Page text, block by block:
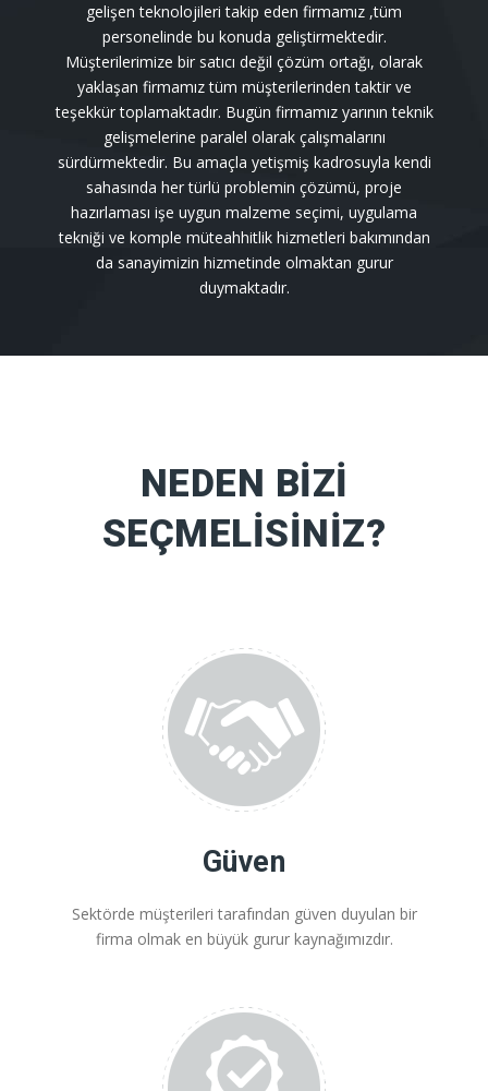
gelişen teknolojileri takip eden firmamız ,tüm
personelinde bu konuda geliştirmektedir.
Müşterilerimize bir satıcı değil çözüm ortağı, olarak
yaklaşan firmamız tüm müşterilerinden taktir ve
teşekkür toplamaktadır. Bugün firmamız yarının teknik
gelişmelerine paralel olarak çalışmalarını
sürdürmektedir. Bu amaçla yetişmiş kadrosuyla kendi
sahasında her türlü problemin çözümü, proje
hazırlaması işe uygun malzeme seçimi, uygulama
tekniği ve komple müteahhitlik hizmetleri bakımından
da sanayimizin hizmetinde olmaktan gurur
duymaktadır.
NEDEN BIZI
SEÇMELISINIZ?
Güven
Sektörde müşterileri tarafından güven duyulan bir
firma olmak en büyük gurur kaynağımızdır.